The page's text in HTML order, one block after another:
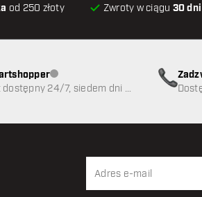
od 250 złoty Zwroty w ciągu 30 dni
Obsługa klienta niedostępna
dostępny 24/7, siedem dni w
89